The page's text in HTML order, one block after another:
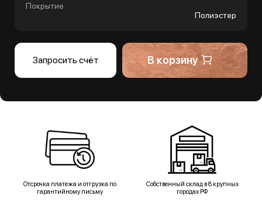
Покрытие
Полиэстер
Запросить счёт В корзину
Отсрочка платежа и отгрузка по
гарантийному письму
Собственный склад в 8 крупных
городах РФ